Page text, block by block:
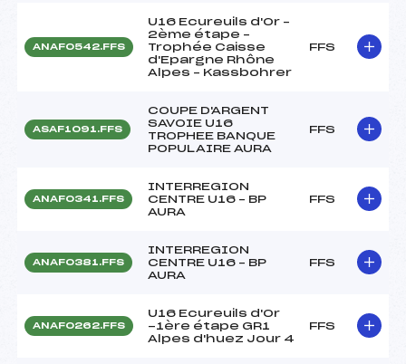
ANAF0542.FFS
U16 Ecureuils d'Or –
2ème étape –
Trophée Caisse
d'Epargne Rhône
Alpes – Kassbohrer
FFS
ASAF1091.FFS
COUPE D'ARGENT
SAVOIE U16
TROPHEE BANQUE
POPULAIRE AURA
FFS
ANAF0341.FFS
INTERREGION
CENTRE U16 – BP
AURA
FFS
ANAF0381.FFS
INTERREGION
CENTRE U16 – BP
AURA
FFS
ANAF0262.FFS
U16 Ecureuils d'Or
-1ère étape GR1
Alpes d'huez Jour 4
FFS